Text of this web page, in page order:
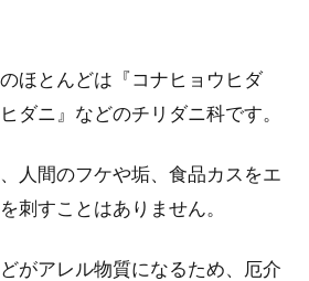
がお布団で占領している！これは
心している証拠！？
行動でお布団に入ってきたり、一緒に寝て
という行為があります。飼い主としては、
ほとんどは『コナヒョウヒダ
ダニ』などのチリダニ科です。
人間のフケや垢、食品カスをエ
刺すことはありません。
がアレル物質になるため、厄介